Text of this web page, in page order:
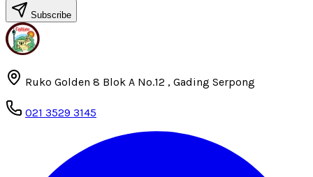
Subscribe
Ruko Golden 8 Blok A No.12 , Gading Serpong
021 3529 3145